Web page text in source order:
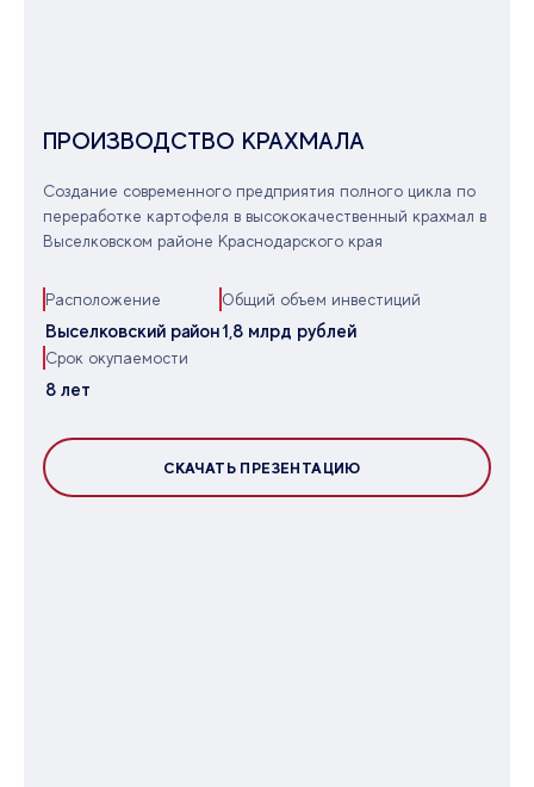
ПРОИЗВОДСТВО КРАХМАЛА
Создание современного предприятия полного цикла по
переработке картофеля в высококачественный крахмал в
Выселковском районе Краснодарского края
Расположение
Выселковский район
Общий объем инвестиций
1,8 млрд рублей
Срок окупаемости
8 лет
СКАЧАТЬ ПРЕЗЕНТАЦИЮ